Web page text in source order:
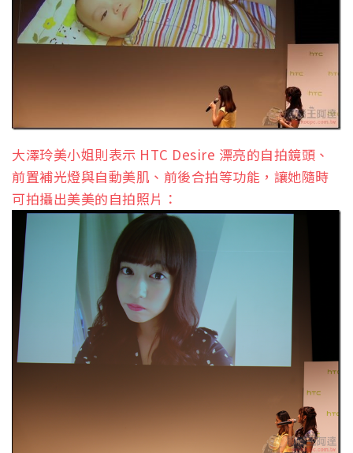
大澤玲美小姐則表示 HTC Desire 漂亮的自拍鏡頭、
前置補光燈與自動美肌、前後合拍等功能，讓她隨時
可拍攝出美美的自拍照片：